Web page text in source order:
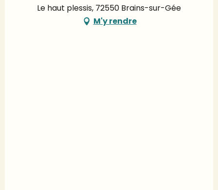
Le haut plessis, 72550 Brains-sur-Gée
M'y rendre